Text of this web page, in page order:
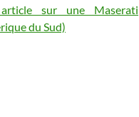
sur une Maserati
du Sud)